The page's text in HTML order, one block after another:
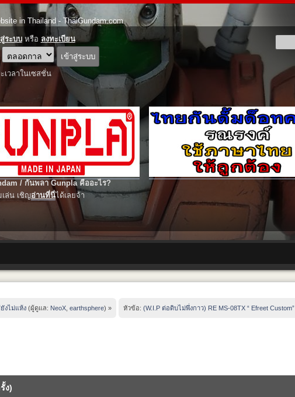
in Thailand - ThaiGundam.com
ระบบหรือ ลงทะเบียน
เวลาในเซสชั่น
/ กันพลา Gunpla คืออะไร?
เล่น เชิญอ่านที่นี่ได้เลยจ้า
งไม่แห้ง (ผู้ดูแล: NeoX ,earthsphere) » หัวข้อ:(W.I.P ต่อดิบไม่พึ่งกาว) RE MS-08TX “ Efreet Custom”
ง)